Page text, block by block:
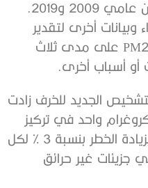
وبيانات أخرى لتقدير
التعرض السكني لجسيمات PM2.5 على مدى ثلاث
أو أسباب أخرى.
الجديد للخرف زادت
ميكروغرام واحد في تركيز
جزيئات حرائق الغابات، مقارنة بزيادة الخطر بنسبة 3 % لكل
في جزيئات غير حرائق